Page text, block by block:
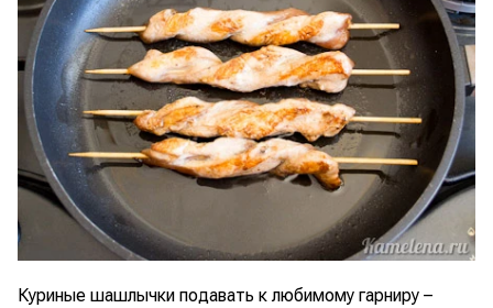
Куриные шашлычки подавать к любимому гарниру –